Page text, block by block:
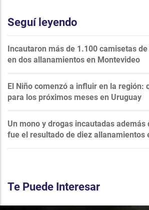
Seguí leyendo
Incautaron más de 1.100 camisetas
en dos allanamientos en Montevideo
El Niño comenzó a influir en la región:
para los próximos meses en Uruguay
Un mono y drogas incautadas además
fue el resultado de diez allanamientos
Te Puede Interesar